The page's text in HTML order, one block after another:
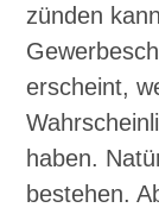
zünden
erscheint,
haben.
bestehen.